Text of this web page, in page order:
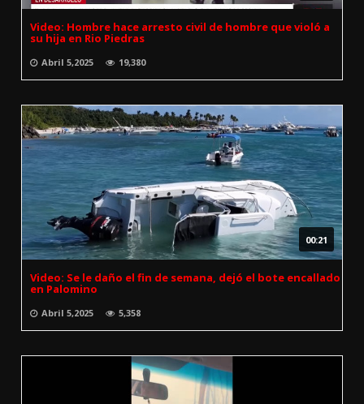
Video: Hombre hace arresto civil de hombre que violó a
su hija en Rio Piedras
Abril 5,2025 19,380
00:21
Video: Se le daño el fin de semana, dejó el bote encallado
en Palomino
Abril 5,2025 5,358